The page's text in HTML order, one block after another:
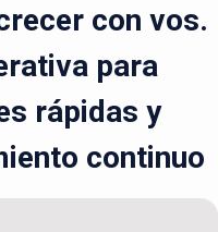
con vos.
para
rápidas y
continuo